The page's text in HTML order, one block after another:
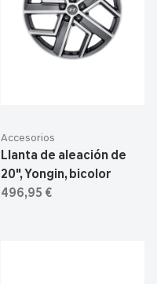
Accesorios
Llanta de aleación de
20", Yongin, bicolor
496,95 €